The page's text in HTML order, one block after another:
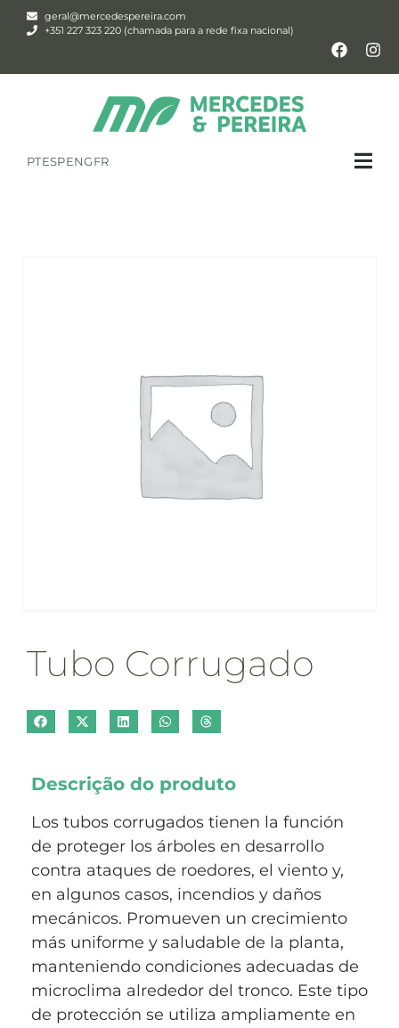
geral@mercedespereira.com
+351 227 323 220 (chamada para a rede fixa nacional)
PTESPENGFR
Tubo Corrugado
Descrição do produto
Los tubos corrugados tienen la función
de proteger los árboles en desarrollo
contra ataques de roedores, el viento y,
en algunos casos, incendios y daños
mecánicos. Promueven un crecimiento
más uniforme y saludable de la planta,
manteniendo condiciones adecuadas de
microclima alrededor del tronco. Este tipo
de protección se utiliza ampliamente en